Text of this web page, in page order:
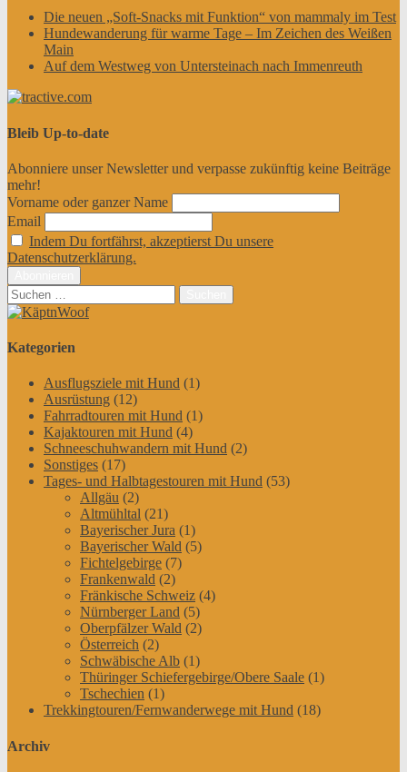
Die neuen „Soft-Snacks mit Funktion“ von mammaly im Test
Hundewanderung für warme Tage – Im Zeichen des Weißen
Main
Auf dem Westweg von Untersteinach nach Immenreuth
Bleib Up-to-date
Abonniere unser Newsletter und verpasse zukünftig keine Beiträge
mehr!
Vorname oder ganzer Name
Email
Indem Du fortfährst, akzeptierst Du unsere
Datenschutzerklärung.
Suchen
nach:
Kategorien
Ausflugsziele mit Hund (1)
Ausrüstung (12)
Fahrradtouren mit Hund (1)
Kajaktouren mit Hund (4)
Schneeschuhwandern mit Hund (2)
Sonstiges (17)
Tages- und Halbtagestouren mit Hund (53)
Allgäu (2)
Altmühltal (21)
Bayerischer Jura (1)
Bayerischer Wald (5)
Fichtelgebirge (7)
Frankenwald (2)
Fränkische Schweiz (4)
Nürnberger Land (5)
Oberpfälzer Wald (2)
Österreich (2)
Schwäbische Alb (1)
Thüringer Schiefergebirge/Obere Saale (1)
Tschechien (1)
Trekkingtouren/Fernwanderwege mit Hund (18)
Archiv